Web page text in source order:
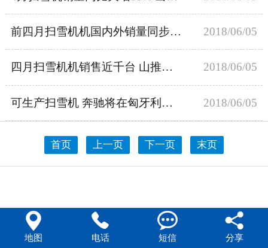
前四月扫雪机机国内外销量同步增长近40%！ 2018/06/05
四月扫雪机机销售近千台 山推占比超七成 2018/06/05
可生产扫雪机 奔驰将在匈牙利建智能工厂 2018/06/05
首页 上一页 下一页 末页

地图

电话

短信

分享